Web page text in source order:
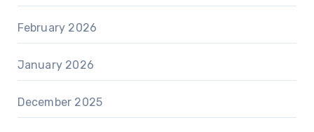
February 2026
January 2026
December 2025